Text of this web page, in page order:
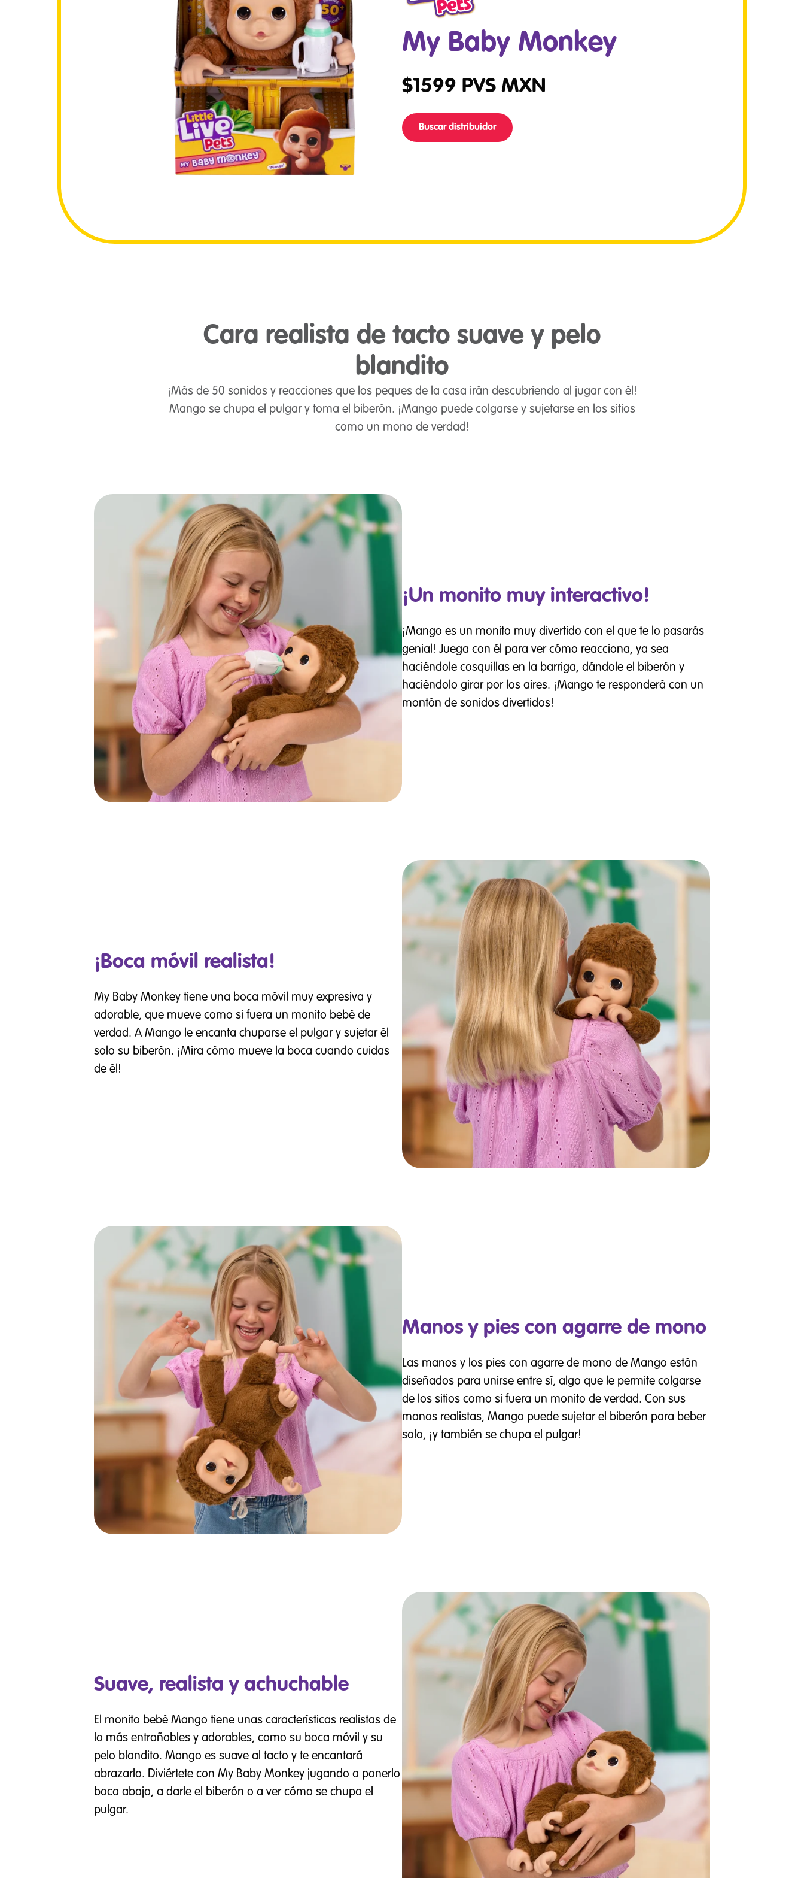
My Baby Monkey
$1599 PVS MXN
Buscar distribuidor
Cara realista de tacto suave y pelo
blandito
¡Más de 50 sonidos y reacciones que los peques de la casa irán descubriendo al jugar con él!
Mango se chupa el pulgar y toma el biberón. ¡Mango puede colgarse y sujetarse en los sitios
como un mono de verdad!
¡Un monito muy interactivo!
¡Mango es un monito muy divertido con el que te lo pasarás
genial! Juega con él para ver cómo reacciona, ya sea
haciéndole cosquillas en la barriga, dándole el biberón y
haciéndolo girar por los aires. ¡Mango te responderá con un
montón de sonidos divertidos!
¡Boca móvil realista!
My Baby Monkey tiene una boca móvil muy expresiva y
adorable, que mueve como si fuera un monito bebé de
verdad. A Mango le encanta chuparse el pulgar y sujetar él
solo su biberón. ¡Mira cómo mueve la boca cuando cuidas
de él!
Manos y pies con agarre de mono
Las manos y los pies con agarre de mono de Mango están
diseñados para unirse entre sí, algo que le permite colgarse
de los sitios como si fuera un monito de verdad. Con sus
manos realistas, Mango puede sujetar el biberón para beber
solo, ¡y también se chupa el pulgar!
Suave, realista y achuchable
El monito bebé Mango tiene unas características realistas de
lo más entrañables y adorables, como su boca móvil y su
pelo blandito. Mango es suave al tacto y te encantará
abrazarlo. Diviértete con My Baby Monkey jugando a ponerlo
boca abajo, a darle el biberón o a ver cómo se chupa el
pulgar.